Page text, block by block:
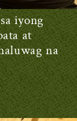
iyong
at
na